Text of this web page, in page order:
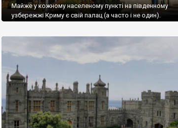
Майже у кожному населеному пункті на південному
узбережжі Криму є свій палац (а часто і не один).